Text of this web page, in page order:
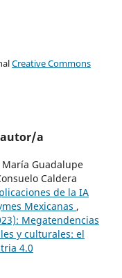
Creative Commons
autor/a
María Guadalupe
Caldera
de la IA
Mexicanas ,
Megatendencias
y culturales: el
4.0